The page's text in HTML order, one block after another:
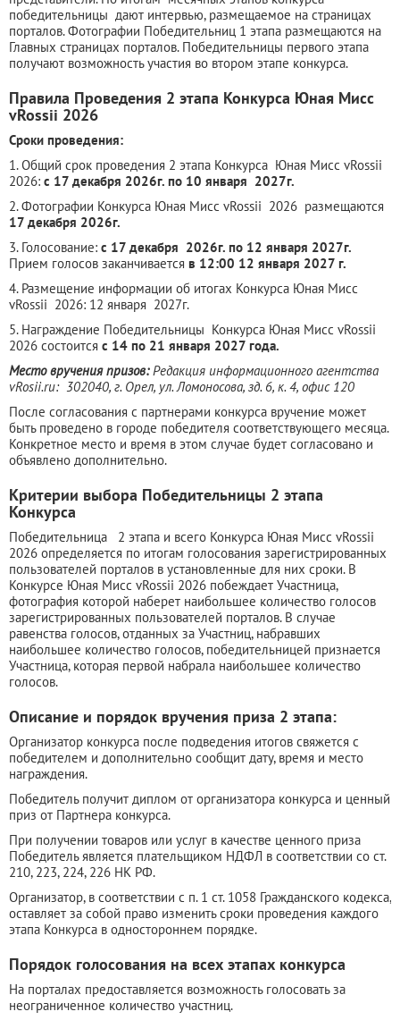
победительницы дают интервью, размещаемое на страницах
порталов. Фотографии Победительниц 1 этапа размещаются на
Главных страницах порталов. Победительницы первого этапа
получают возможность участия во втором этапе конкурса.
Правила Проведения 2 этапа Конкурса Юная Мисс
vRossii 2026
Сроки проведения:
1. Общий срок проведения 2 этапа Конкурса Юная Мисс vRossii
2026: с 17 декабря 2026г. по 10 января 2027г.
2. Фотографии Конкурса Юная Мисс vRossii 2026 размещаются
17 декабря 2026г.
3. Голосование: с 17 декабря 2026г. по 12 января 2027г.
Прием голосов заканчивается в 12:00 12 января 2027 г.
4. Размещение информации об итогах Конкурса Юная Мисс
vRossii 2026: 12 января 2027г.
5. Награждение Победительницы Конкурса Юная Мисс vRossii
2026 состоится с 14 по 21 января 2027 года.
Место вручения призов:Редакция информационного агентства
vRosii.ru: 302040, г. Орел, ул. Ломоносова, зд. 6, к. 4, офис 120
После согласования с партнерами конкурса вручение может
быть проведено в городе победителя соответствующего месяца.
Конкретное место и время в этом случае будет согласовано и
объявлено дополнительно.
Критерии выбора Победительницы 2 этапа
Конкурса
Победительница 2 этапа и всего Конкурса Юная Мисс vRossii
2026 определяется по итогам голосования зарегистрированных
пользователей порталов в установленные для них сроки. В
Конкурсе Юная Мисс vRossii 2026 побеждает Участница,
фотография которой наберет наибольшее количество голосов
зарегистрированных пользователей порталов. В случае
равенства голосов, отданных за Участниц, набравших
наибольшее количество голосов, победительницей признается
Участница, которая первой набрала наибольшее количество
голосов.
Описание и порядок вручения приза 2 этапа:
Организатор конкурса после подведения итогов свяжется с
победителем и дополнительно сообщит дату, время и место
награждения.
Победитель получит диплом от организатора конкурса и ценный
приз от Партнера конкурса.
При получении товаров или услуг в качестве ценного приза
Победитель является плательщиком НДФЛ в соответствии со ст.
210, 223, 224, 226 НК РФ.
Организатор, в соответствии с п. 1 ст. 1058 Гражданского кодекса,
оставляет за собой право изменить сроки проведения каждого
этапа Конкурса в одностороннем порядке.
Порядок голосования на всех этапах конкурса
На порталах предоставляется возможность голосовать за
неограниченное количество участниц.